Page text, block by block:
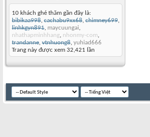
10 khách ghé thăm gần đây là:
bibikaa998, cachabu9xx68, chimney699,
linhkgyn891, maycuungai,
nhathapminhhang, nhonmy-com,
trandanne, vtnhuong8, yuhiad666
Trang này được xem 32,421 lần